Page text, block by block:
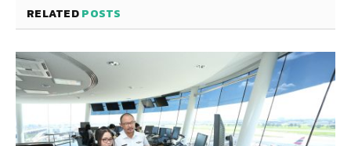
RELATEDPOSTS